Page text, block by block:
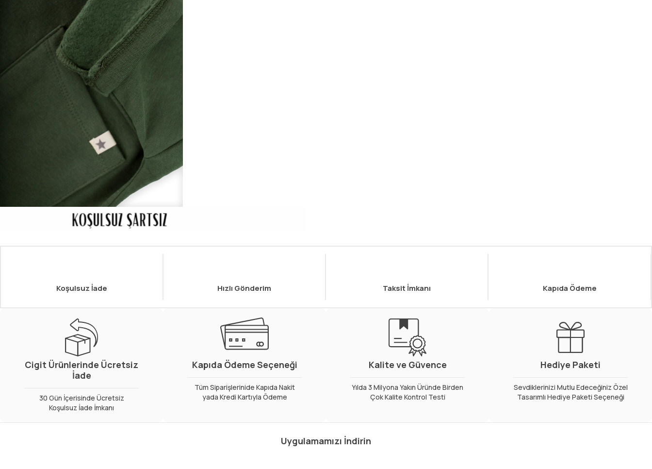
Koşulsuz İade Hızlı Gönderim Taksit İmkanı Kapıda Ödeme
Cigit Ürünlerinde Ücretsiz
İade
30 Gün İçerisinde Ücretsiz
Koşulsuz İade İmkanı
Kapıda Ödeme Seçeneği
Tüm Siparişlerinide Kapıda Nakit
yada Kredi Kartıyla Ödeme
Kalite ve Güvence
Yılda 3 Milyona Yakın Üründe Birden
Çok Kalite Kontrol Testi
Hediye Paketi
Sevdiklerinizi Mutlu Edeceğiniz Özel
Tasarımlı Hediye Paketi Seçeneği
Uygulamamızı İndirin